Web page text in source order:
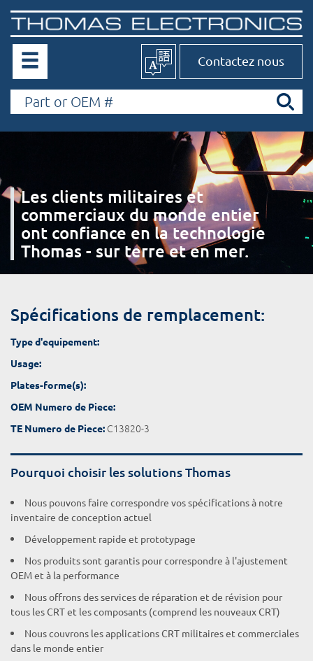
Contactez nous
Les clients militaires et
commerciaux du monde entier
ont confiance en la technologie
Thomas - sur terre et en mer.
Spécifications de remplacement:
Type d'equipement:
Usage:
Plates-forme(s):
OEM Numero de Piece:
TE Numero de Piece: C13820-3
Pourquoi choisir les solutions Thomas
Nous pouvons faire correspondre vos spécifications à notre
inventaire de conception actuel
Développement rapide et prototypage
Nos produits sont garantis pour correspondre à l'ajustement
OEM et à la performance
Nous offrons des services de réparation et de révision pour
tous les CRT et les composants (comprend les nouveaux CRT)
Nous couvrons les applications CRT militaires et commerciales
dans le monde entier